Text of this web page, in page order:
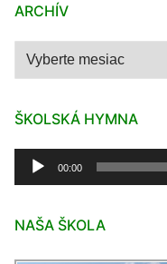
ARCHÍV
Archív
ŠKOLSKÁ HYMNA
Audio
prehrávač
00:00
NAŠA ŠKOLA